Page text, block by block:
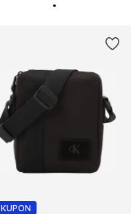
KUPON